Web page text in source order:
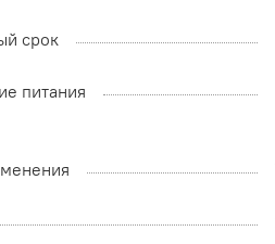
срок
питания